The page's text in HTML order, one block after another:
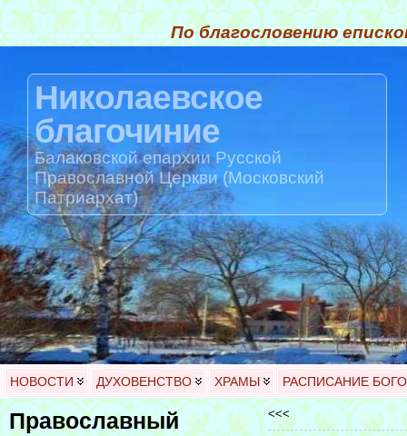
По благословению
Николаевское
благочиние
Балаковской епархии Русской
Православной Церкви (Московский
Патриархат)
НОВОСТИ ДУХОВЕНСТВО ХРАМЫ РАСПИСАНИЕ
Православный
<<<